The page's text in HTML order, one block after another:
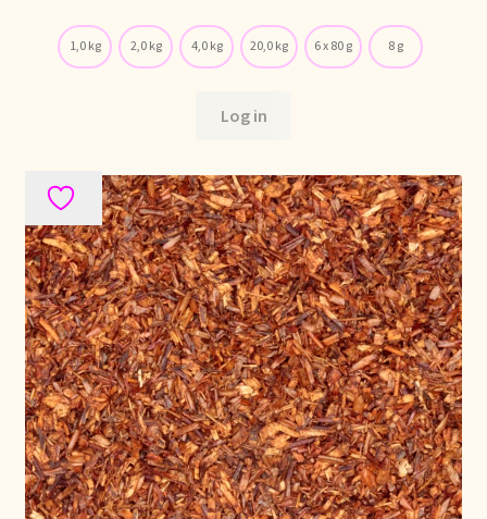
Personal Branding
Politique tarifaire
Preispolitik
Pricing policy
Prijsbeleid
Privacy statement
Privacyverklaring
1,0 kg 2,0 kg 4,0 kg 20,0 kg 6 x 80 g 8 g
Log in